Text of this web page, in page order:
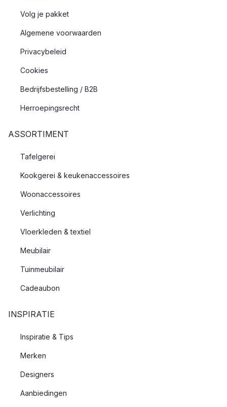
Volg je pakket
Algemene voorwaarden
Privacybeleid
Cookies
Bedrijfsbestelling / B2B
Herroepingsrecht
ASSORTIMENT
Tafelgerei
Kookgerei & keukenaccessoires
Woonaccessoires
Verlichting
Vloerkleden & textiel
Meubilair
Tuinmeubilair
Cadeaubon
INSPIRATIE
Inspiratie & Tips
Merken
Designers
Aanbiedingen